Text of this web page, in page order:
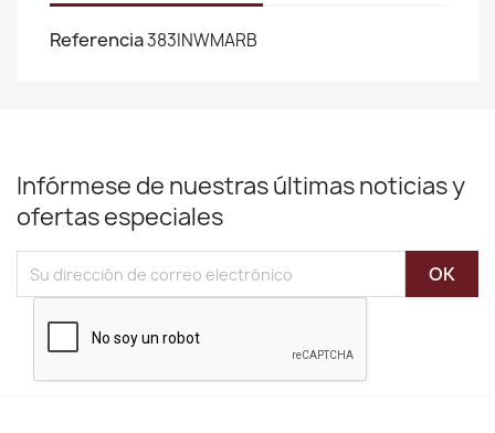
Referencia383INWMARB
Infórmese de nuestras últimas noticias y
ofertas especiales